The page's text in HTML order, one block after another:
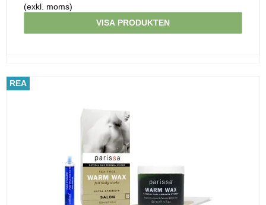
(exkl. moms)
VISA PRODUKTEN
REA